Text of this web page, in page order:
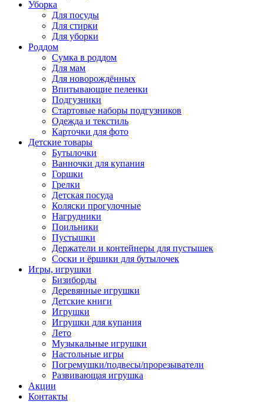
Уборка
Для посуды
Для стирки
Для уборки
Роддом
Сумка в роддом
Для мам
Для новорождённых
Впитывающие пеленки
Подгузники
Стартовые наборы подгузников
Одежда и текстиль
Карточки для фото
Детские товары
Бутылочки
Ванночки для купания
Горшки
Грелки
Детская посуда
Коляски прогулочные
Нагрудники
Поильники
Пустышки
Держатели и контейнеры для пустышек
Соски и ёршики для бутылочек
Игры, игрушки
Бизиборды
Деревянные игрушки
Детские книги
Игрушки
Игрушки для купания
Лето
Музыкальные игрушки
Настольные игры
Погремушки/подвесы/прорезыватели
Развивающая игрушка
Акции
Контакты